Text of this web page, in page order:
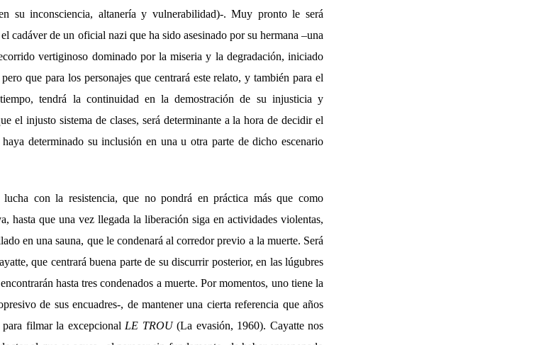
su inconsciencia, altanería y vulnerabilidad)-. Muy pronto le será
cadáver de un oficial nazi que ha sido asesinado por su hermana –una
vertiginoso dominado por la miseria y la degradación, iniciado
que para los personajes que centrará este relato, y también para el
tendrá la continuidad en la demostración de su injusticia y
el injusto sistema de clases, será determinante a la hora de decidir el
determinado su inclusión en una u otra parte de dicho escenario
con la resistencia, que no pondrá en práctica más que como
hasta que una vez llegada la liberación siga en actividades violentas,
en una sauna, que le condenará al corredor previo a la muerte. Será
que centrará buena parte de su discurrir posterior, en las lúgubres
hasta tres condenados a muerte. Por momentos, uno tiene la
de sus encuadres-, de mantener una cierta referencia que años
para filmar la excepcional LE TROU(La evasión, 1960). Cayatte nos